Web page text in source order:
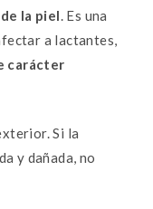
la piel. Es una
a lactantes,
carácter
Si la
y dañada, no